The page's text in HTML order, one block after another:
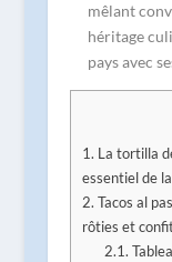
mêlant
héritage
pays avec
1. La tortilla
essentiel de
2. Tacos al
rôties et
2.1.